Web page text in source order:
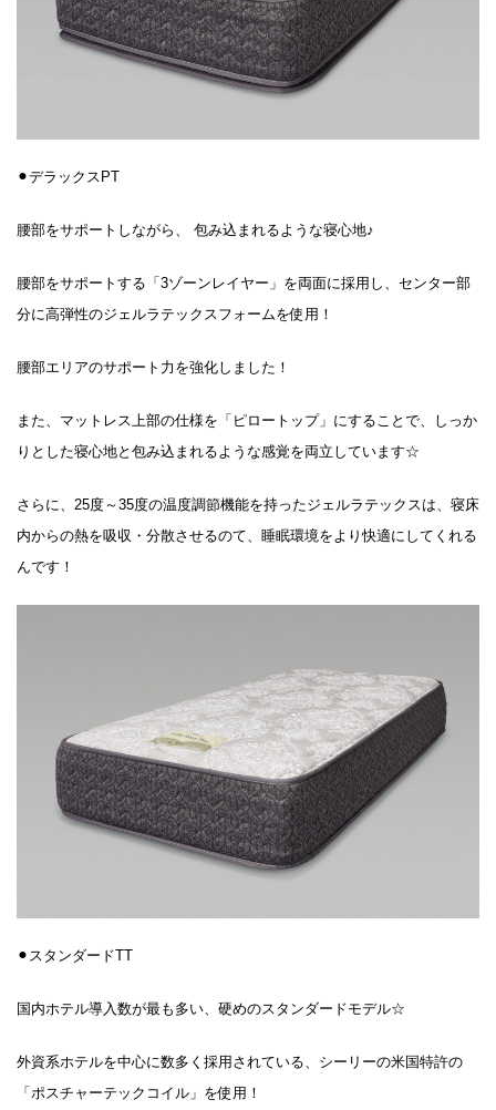
⚫︎デラックスPT
腰部をサポートしながら、 包み込まれるような寝心地♪
腰部をサポートする「3ゾーンレイヤー」を両面に採用し、センター部
分に高弾性のジェルラテックスフォームを使用！
腰部エリアのサポート力を強化しました！
また、マットレス上部の仕様を「ピロートップ」にすることで、しっか
りとした寝心地と包み込まれるような感覚を両立しています☆
さらに、25度～35度の温度調節機能を持ったジェルラテックスは、寝床
内からの熱を吸収・分散させるのて、睡眠環境をより快適にしてくれる
んです！
⚫︎スタンダードTT
国内ホテル導入数が最も多い、硬めのスタンダードモデル☆
外資系ホテルを中心に数多く採用されている、シーリーの米国特許の
「ポスチャーテックコイル」を使用！